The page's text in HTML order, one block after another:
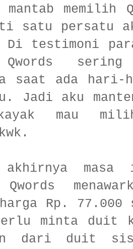
mantab memilih
satu persatu
Di testimoni
Qwords
saat ada
Jadi aku
mau
akhirnya
Qwords
harga Rp.
minta duit
dari duit